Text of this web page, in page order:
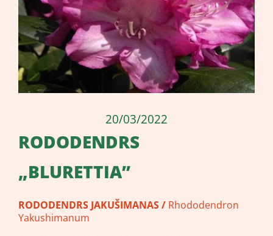
20/03/2022
​RODODENDRS
„BLURETTIA”
RODODENDRS JAKUŠIMANAS / Rhododendron
Yakushimanum